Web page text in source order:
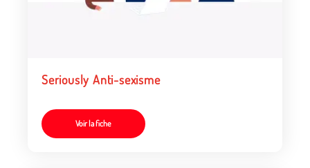
Seriously Anti-sexisme
Voir la fiche